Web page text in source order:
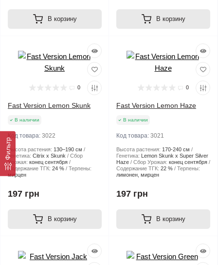
Фильтр
В корзину В корзину
0
Fast Version Lemon Skunk
В наличии
Код товара: 3022
Высота растения: 130–190 см
Генетика: Citrix x Skunk
Сбор
Урожая: конец сентября
Содержание ТГК: 24 %
Терпены:
мирцен
197 грн
В корзину
0
Fast Version Lemon Haze
В наличии
Код товара: 3021
Высота растения: 170-240 см
Генетика: Lemon Skunk x Super Silver
Haze
Сбор Урожая: конец сентября
Содержание ТГК: 22 %
Терпены:
лимонен, мирцен
197 грн
В корзину